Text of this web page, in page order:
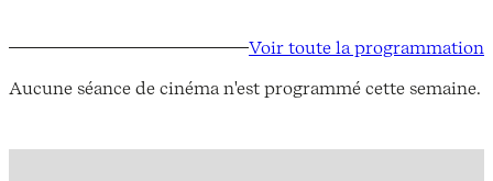
Voir toute la programmation
Aucune séance de cinéma n'est programmé cette semaine.